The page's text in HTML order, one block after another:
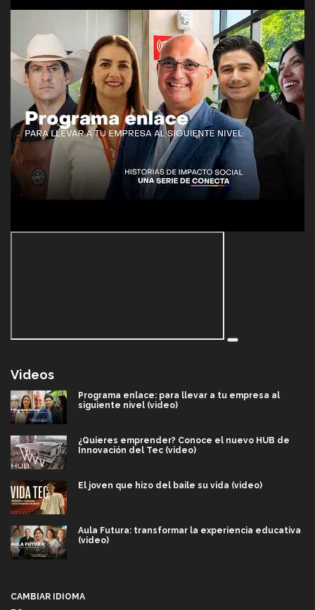
Videos
Programa enlace: para llevar a tu empresa al
siguiente nivel (video)
¿Quieres emprender? Conoce el nuevo HUB de
Innovación del Tec (video)
El joven que hizo del baile su vida (video)
Aula Futura: transformar la experiencia educativa
(video)
CAMBIAR IDIOMA